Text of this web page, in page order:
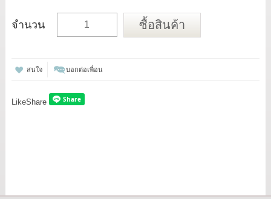
จำนวน ซื้อสินค้า
สนใจ บอกต่อเพื่อน
LikeShare